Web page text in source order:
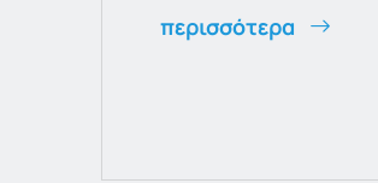
περισσότερα